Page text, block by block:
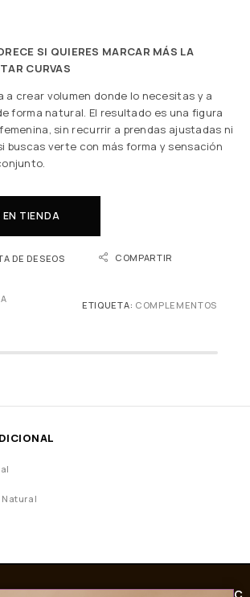
SI QUIERES MARCAR MÁS LA
CURVAS
a crear volumen donde lo necesitas y a
forma natural. El resultado es una figura
sin recurrir a prendas ajustadas ni
buscas verte con más forma y sensación
EN TIENDA
DE DESEOS COMPARTIR
ETIQUETA: COMPLEMENTOS
Natural